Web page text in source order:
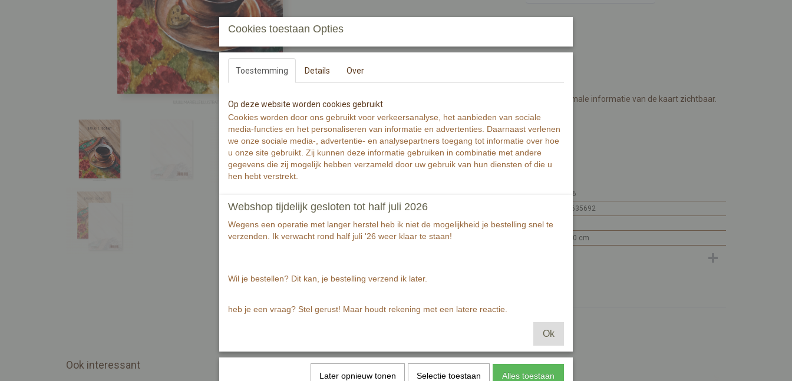
Wenskaart bevat rechte hoeken. Op de achterzijde is minimale informatie van de kaart zichtbaar.
De Illustratie is gemaakt met aquarelverf en zwarte inkt.
Wenskaart bevat aan de voorzijde geen tekst.
MI384-266
EAN code
7448101635692
Productcode leverancier
MI384
Afmetingen (l,b,h)
15 x 10 x 0 cm
Ook interessant
Cookies toestaan Opties
Toestemming Details Over
Op deze website worden cookies gebruikt
Cookies worden door ons gebruikt voor verkeersanalyse, het aanbieden van sociale
media-functies en het personaliseren van informatie en advertenties. Daarnaast verlenen
we onze sociale media-, advertentie- en analysepartners toegang tot informatie over hoe
u onze site gebruikt. Zij kunnen deze informatie gebruiken in combinatie met andere
gegevens die zij mogelijk hebben verzameld door uw gebruik van hun diensten of die u
hen hebt verstrekt.
Webshop tijdelijk gesloten tot half juli 2026
Wegens een operatie met langer herstel heb ik niet de mogelijkheid je bestelling snel te
verzenden. Ik verwacht rond half juli '26 weer klaar te staan!
Wil je bestellen? Dit kan, je bestelling verzend ik later.
heb je een vraag? Stel gerust! Maar houdt rekening met een latere reactie.
Ok
Later opnieuw tonen Selectie toestaan Alles toestaan